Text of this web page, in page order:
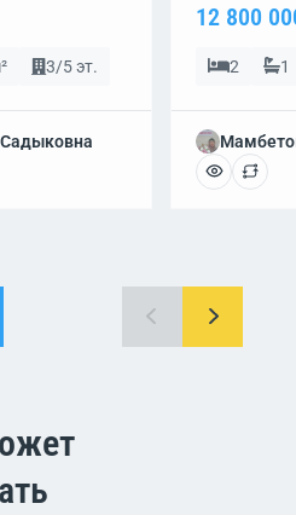
3/5 эт.
12 800
2 1